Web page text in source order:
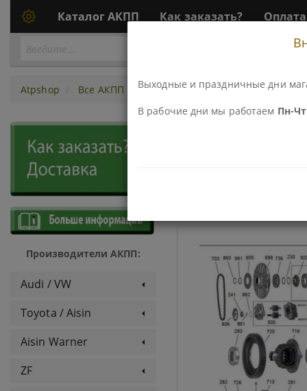
Каталог АКПП Как заказать?
Atpshop Все АКПП CVT Honda
Производители АКПП:
Audi / VW
Toyota / Aisin
Aisin Warner
ZF
Выходные и праздничные дни
В рабочие дни мы работаем Пн-